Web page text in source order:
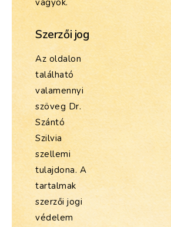
vagyok.
Szerzői jog
Az oldalon
található
valamennyi
szöveg Dr.
Szántó
Szilvia
szellemi
tulajdona. A
tartalmak
szerzői jogi
védelem